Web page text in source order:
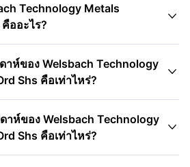
Technology Metals
ออะไร?

าห์ของ Welsbach Technology
Shs คือเท่าไหร่?

าห์ของ Welsbach Technology
Shs คือเท่าไหร่?
